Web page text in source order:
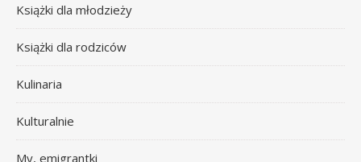
Książki dla młodzieży
Książki dla rodziców
Kulinaria
Kulturalnie
My, emigrantki